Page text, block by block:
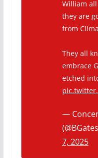
William
they are
from
They all
embrace
etched
—
7, 2025